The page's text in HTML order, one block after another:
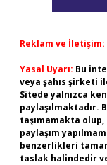
Reklam ve İletişim:
Yasal Uyarı: Bu
veya şahıs şirketi
Sitede yalnızca
paylaşılmaktadır.
taşımamakta
paylaşım
benzerlikleri
taslak halindedir